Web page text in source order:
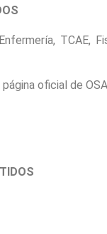
TCAE,
oficial de